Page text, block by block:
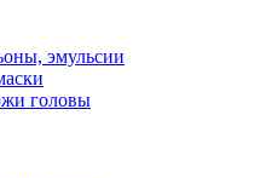
эмульсии
головы